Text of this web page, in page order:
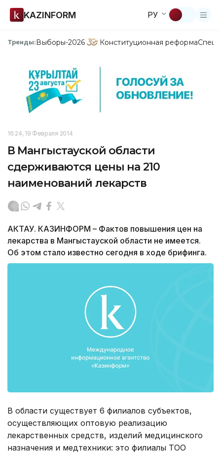
KAZINFORM РУ
Тренды:Выборы-2026 Конституционная реформа
16:24, 19 Февраля 2014
В Мангыстауской области
сдерживаются цены на 210
наименований лекарств
АКТАУ. КАЗИНФОРМ – Фактов повышения цен на
лекарства в Мангыстауской области не имеется.
Об этом стало известно сегодня в ходе брифинга.
В области существует 6 филиалов субъектов,
осуществляющих оптовую реализацию
лекарственных средств, изделий медицинского
назначения и медтехники: это филиалы ТОО